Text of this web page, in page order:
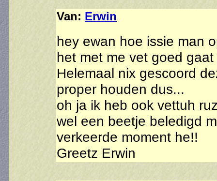
Van: Erwin
hey ewan hoe issie man
het met me vet goed
Helemaal nix gescoord
proper houden dus...
oh ja ik heb ook vettuh
wel een beetje beledigd
verkeerde moment he!!
Greetz Erwin